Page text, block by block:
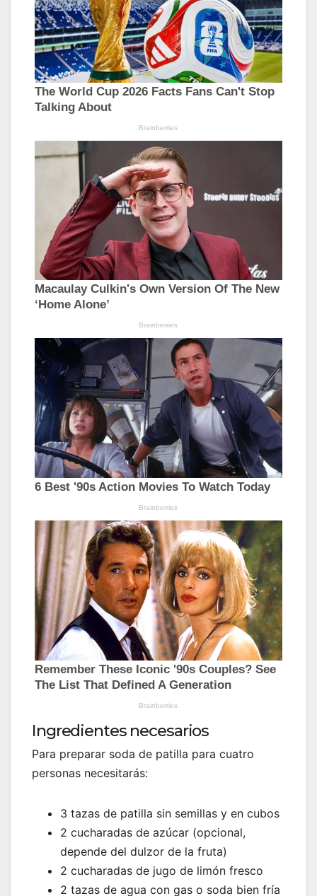
Ingredientes necesarios
Para preparar soda de patilla para cuatro
personas necesitarás:
3 tazas de patilla sin semillas y en cubos
2 cucharadas de azúcar (opcional,
depende del dulzor de la fruta)
2 cucharadas de jugo de limón fresco
2 tazas de agua con gas o soda bien fría